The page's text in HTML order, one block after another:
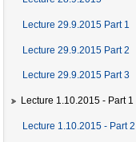
Lecture 29.9.2015 Part 1
Lecture 29.9.2015 Part 2
Lecture 29.9.2015 Part 3
Lecture 1.10.2015 - Part 1
Lecture 1.10.2015 - Part 2